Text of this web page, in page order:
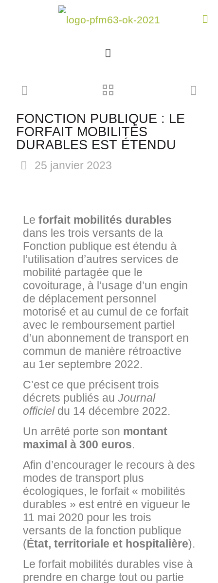
FONCTION PUBLIQUE : LE
FORFAIT MOBILITÉS
DURABLES EST ÉTENDU
25 janvier 2023
Le forfait mobilités durables
dans les trois versants de la
Fonction publique est étendu à
l’utilisation d’autres services de
mobilité partagée que le
covoiturage, à l’usage d’un engin
de déplacement personnel
motorisé et au cumul de ce forfait
avec le remboursement partiel
d’un abonnement de transport en
commun de manière rétroactive
au 1er septembre 2022.
C’est ce que précisent trois
décrets publiés au Journal
officiel du 14 décembre 2022.
Un arrêté porte son montant
maximal à 300 euros.
Afin d’encourager le recours à des
modes de transport plus
écologiques, le forfait « mobilités
durables » est entré en vigueur le
11 mai 2020 pour les trois
versants de la fonction publique
(État, territoriale et hospitalière).
Le forfait mobilités durables vise à
prendre en charge tout ou partie